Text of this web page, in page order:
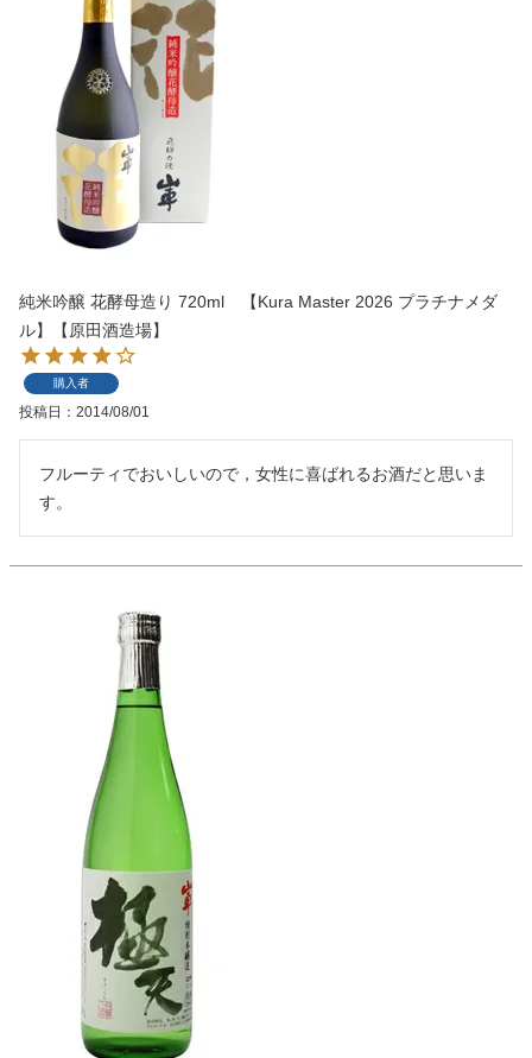
純米吟醸 花酵母造り 720ml 【Kura Master 2026 プラチナメダ
ル】【原田酒造場】
購入者
投稿日 2014/08/01
フルーティでおいしいので，女性に喜ばれるお酒だと思いま
す。